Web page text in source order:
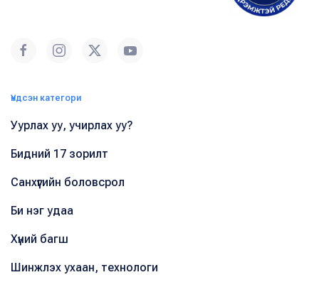
Үндсэн категори
Уурлах уу, учирлах уу?
Бидний 17 зорилт
Санхүүгийн боловсрол
Би нэг удаа
Хүний багш
Шинжлэх ухаан, технологи